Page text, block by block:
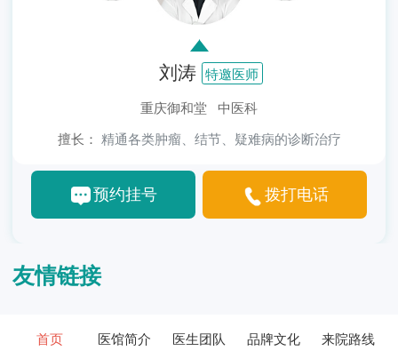
刘涛 特邀医师
重庆御和堂 中医科
擅长： 精通各类肿瘤、结节、疑难病的诊断治疗
预约挂号 拨打电话
友情链接
首页 医馆简介 医生团队 品牌文化 来院路线